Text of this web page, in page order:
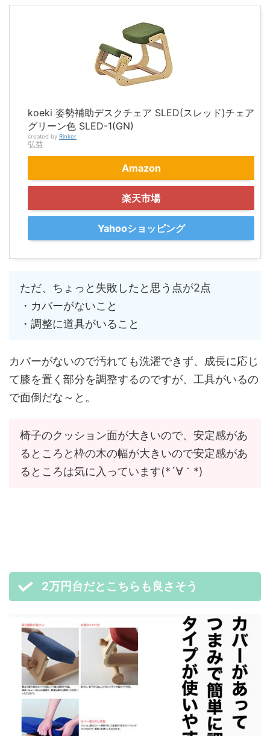
koeki 姿勢補助デスクチェア SLED(スレッド)チェア
グリーン色 SLED-1(GN)
created by Rinker
弘益
Amazon
楽天市場
Yahooショッピング
ただ、ちょっと失敗したと思う点が2点
・カバーがないこと
・調整に道具がいること
カバーがないので汚れても洗濯できず、成長に応じ
て膝を置く部分を調整するのですが、工具がいるの
で面倒だな～と。
椅子のクッション面が大きいので、安定感があ
るところと枠の木の幅が大きいので安定感があ
るところは気に入っています(*´∀｀*)
2万円台だとこちらも良さそう